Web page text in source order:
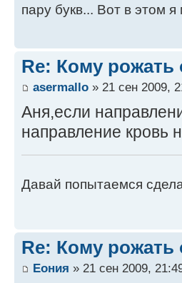
пару букв... Вот в этом я
Re: Кому
asermallo » 21 сен 2009,
Аня,если
направление кровь
Давай попытаемся
Re: Кому
Еония » 21 сен 2009,